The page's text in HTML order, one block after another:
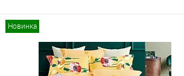
Купить в 1 клик
Сравнение
Новинка